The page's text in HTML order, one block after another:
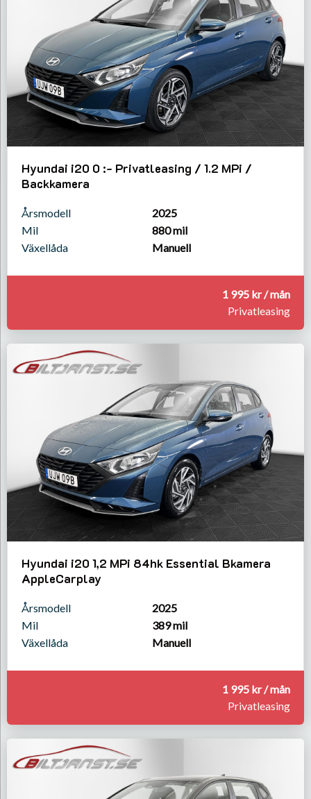
Hyundai i20 0 :- Privatleasing / 1.2 MPi /
Backkamera
Årsmodell
2025
Mil
880 mil
Växellåda
Manuell
1 995 kr / mån
Privatleasing
Hyundai i20 1,2 MPi 84hk Essential Bkamera
AppleCarplay
Årsmodell
2025
Mil
389 mil
Växellåda
Manuell
1 995 kr / mån
Privatleasing